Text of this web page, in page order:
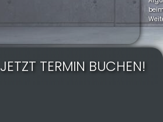
JETZT TERMIN BUCHEN!